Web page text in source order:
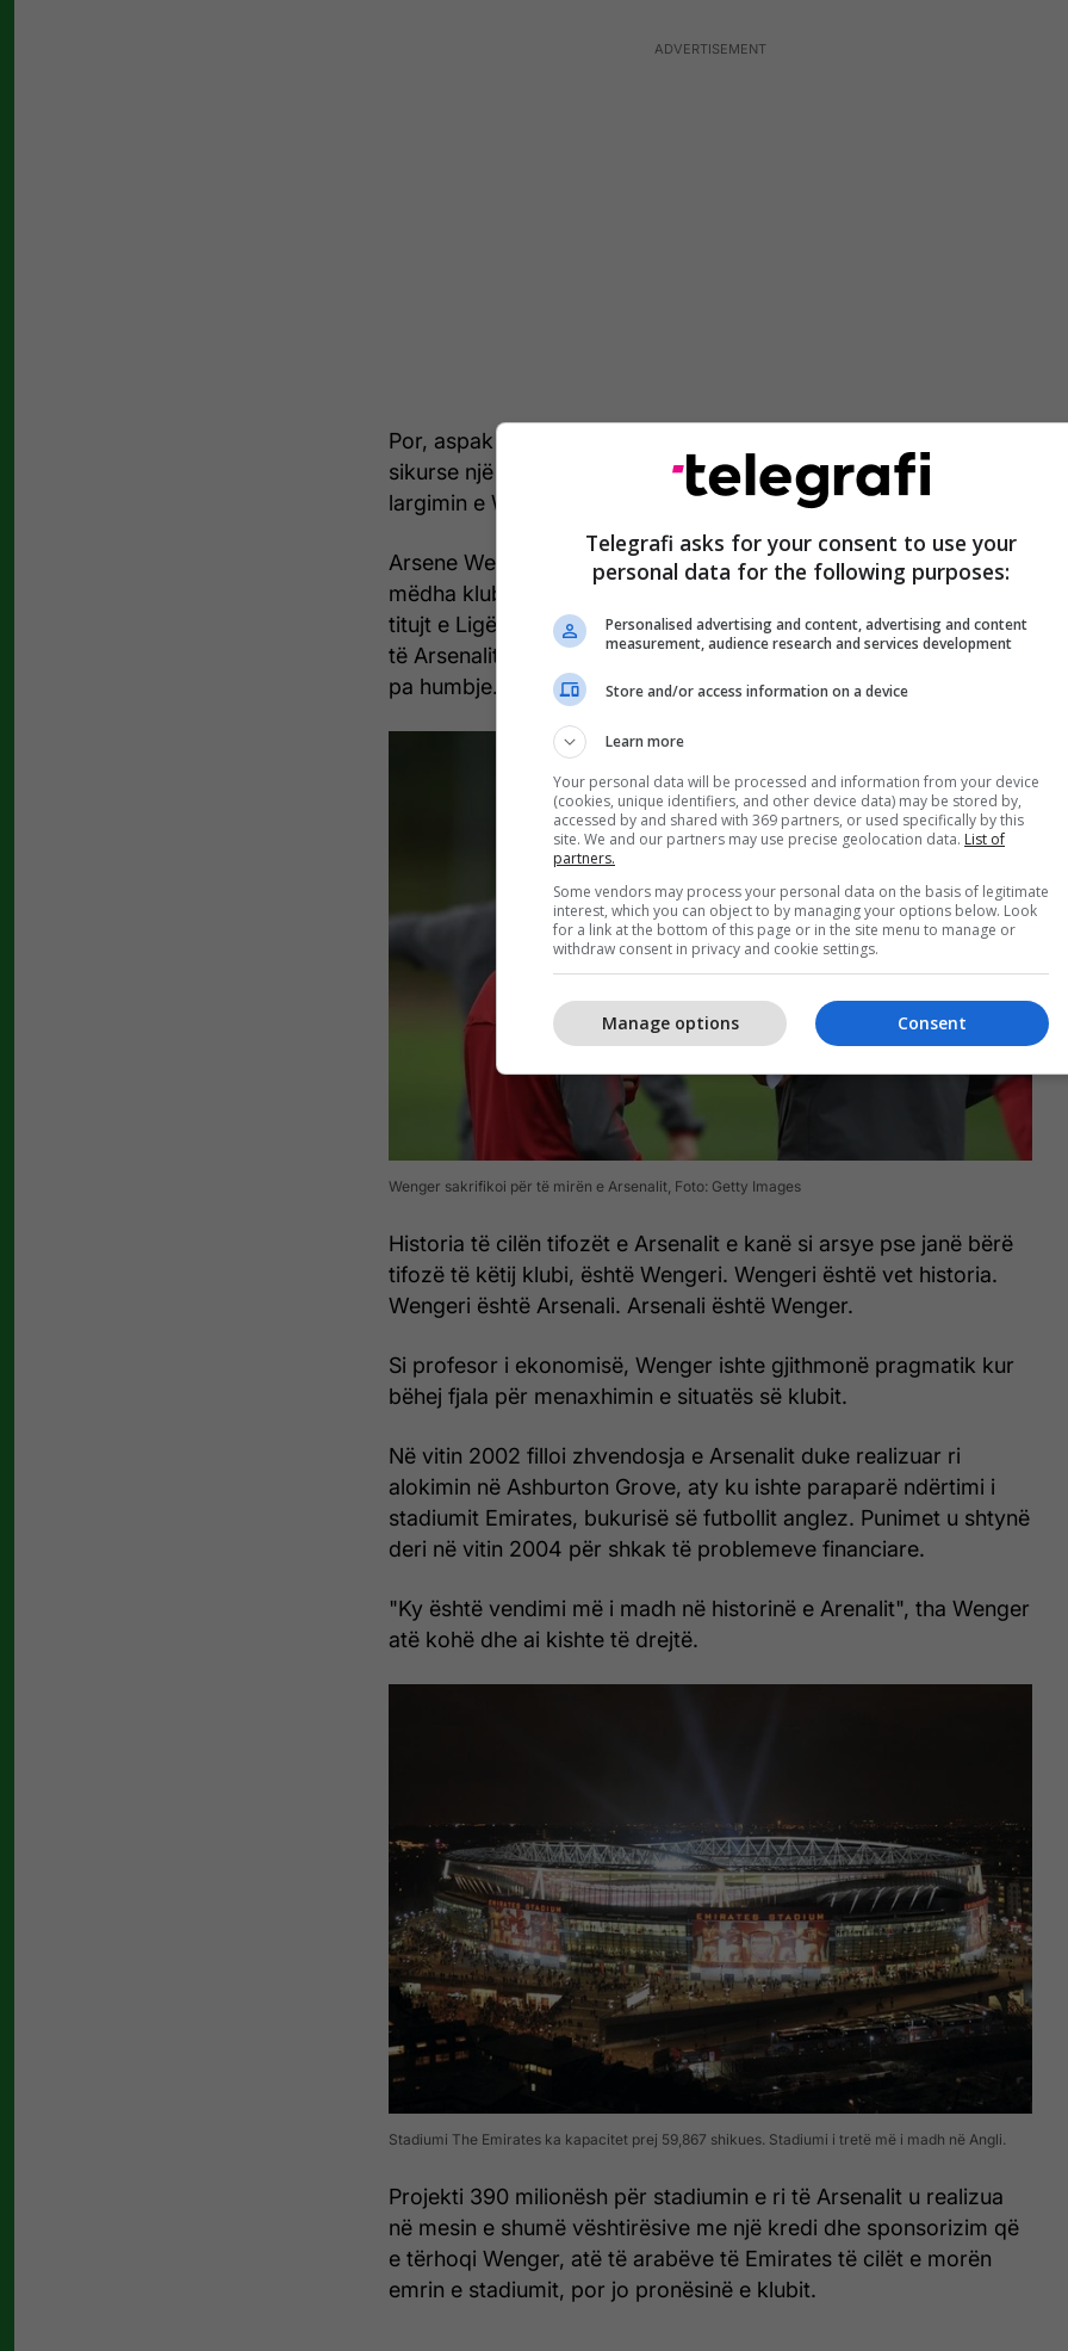
Por, aspak emocionale nuk ishte për tifozët e Arsenalit, të cilët
sikurse një trofe që po e kërkojnë kaq gjatë, e kanë festuar
largimin e Wengerit.
Arsene Wenger është vet historia e Arsenalit. Trofet më të
mëdha klubi i fitoi në periudhën e tij 22 vjeçare, po flas për 3
titujt e Ligës Premier që ai i fitoi në periudhën e tij dy dekadëshe
të Arsenalit. Krijoi The Incredibles, ekipin që kaloi gjithë sezonin
pa humbje.
Wenger sakrifikoi për të mirën e Arsenalit, Foto: Getty Images
Historia të cilën tifozët e Arsenalit e kanë si arsye pse janë bërë
tifozë të këtij klubi, është Wengeri. Wengeri është vet historia.
Wengeri është Arsenali. Arsenali është Wenger.
Si profesor i ekonomisë, Wenger ishte gjithmonë pragmatik kur
bëhej fjala për menaxhimin e situatës së klubit.
Në vitin 2002 filloi zhvendosja e Arsenalit duke realizuar ri
alokimin në Ashburton Grove, aty ku ishte paraparë ndërtimi i
stadiumit Emirates, bukurisë së futbollit anglez. Punimet u shtynë
deri në vitin 2004 për shkak të problemeve financiare.
"Ky është vendimi më i madh në historinë e Arenalit", tha Wenger
atë kohë dhe ai kishte të drejtë.
Stadiumi The Emirates ka kapacitet prej 59,867 shikues. Stadiumi i tretë më i madh në Angli.
Projekti 390 milionësh për stadiumin e ri të Arsenalit u realizua
në mesin e shumë vështirësive me një kredi dhe sponsorizim që
e tërhoqi Wenger, atë të arabëve të Emirates të cilët e morën
emrin e stadiumit, por jo pronësinë e klubit.
Telegrafi asks for your consent to use your
personal data for the following purposes:
Personalised advertising and content, advertising and content
measurement, audience research and services development
Store and/or access information on a device
Learn more
Your personal data will be processed and information from your device
(cookies, unique identifiers, and other device data) may be stored by,
accessed by and shared with 369 partners, or used specifically by this
site. We and our partners may use precise geolocation data. List of
partners.
Some vendors may process your personal data on the basis of legitimate
interest, which you can object to by managing your options below. Look
for a link at the bottom of this page or in the site menu to manage or
withdraw consent in privacy and cookie settings.
Consent
Manage options